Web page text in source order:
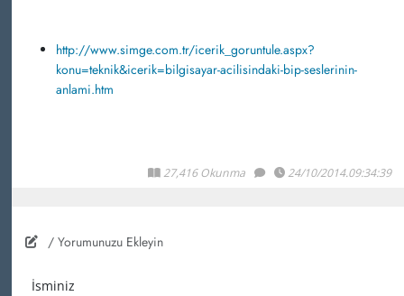
http://www.simge.com.tr/icerik_goruntule.aspx?
konu=teknik&icerik=bilgisayar-acilisindaki-bip-seslerinin-
anlami.htm
27,416 Okunma 24/10/2014.09:34:39
/ Yorumunuzu Ekleyin
İsminiz